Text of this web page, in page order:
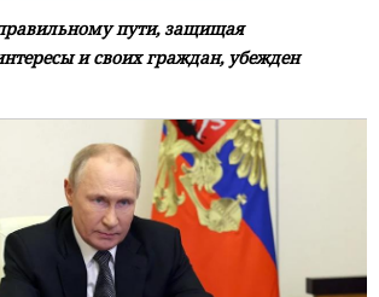
пути, защищая
и своих граждан, убежден